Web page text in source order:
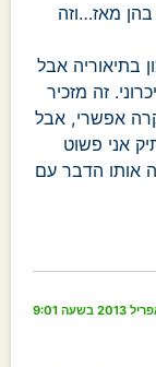
מאז…וזה
בתיאוריה אבל
זה מזכיר
אפשרי, אבל
אני פשוט
אותו הדבר עם